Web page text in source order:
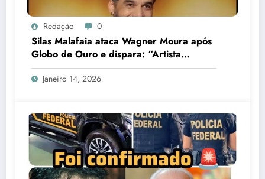
Redação 0
Silas Malafaia ataca Wagner Moura após
Globo de Ouro e dispara: “Artista
cretino”
Janeiro 14, 2026